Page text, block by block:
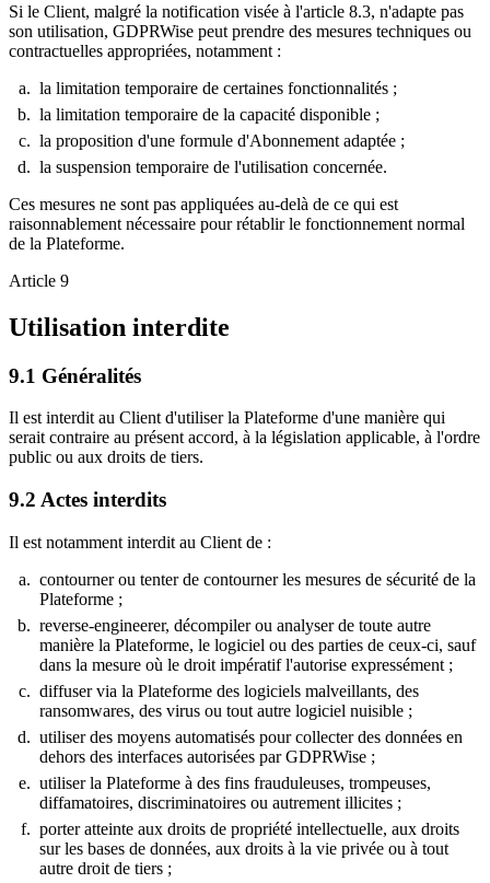
Si le Client, malgré la notification visée à l'article 8.3, n'adapte pas
son utilisation, GDPRWise peut prendre des mesures techniques ou
contractuelles appropriées, notamment :
la limitation temporaire de certaines fonctionnalités ;
la limitation temporaire de la capacité disponible ;
la proposition d'une formule d'Abonnement adaptée ;
la suspension temporaire de l'utilisation concernée.
Ces mesures ne sont pas appliquées au-delà de ce qui est
raisonnablement nécessaire pour rétablir le fonctionnement normal
de la Plateforme.
Article 9
Utilisation interdite
9.1 Généralités
Il est interdit au Client d'utiliser la Plateforme d'une manière qui
serait contraire au présent accord, à la législation applicable, à l'ordre
public ou aux droits de tiers.
9.2 Actes interdits
Il est notamment interdit au Client de :
contourner ou tenter de contourner les mesures de sécurité de la
Plateforme ;
reverse-engineerer, décompiler ou analyser de toute autre
manière la Plateforme, le logiciel ou des parties de ceux-ci, sauf
dans la mesure où le droit impératif l'autorise expressément ;
diffuser via la Plateforme des logiciels malveillants, des
ransomwares, des virus ou tout autre logiciel nuisible ;
utiliser des moyens automatisés pour collecter des données en
dehors des interfaces autorisées par GDPRWise ;
utiliser la Plateforme à des fins frauduleuses, trompeuses,
diffamatoires, discriminatoires ou autrement illicites ;
porter atteinte aux droits de propriété intellectuelle, aux droits
sur les bases de données, aux droits à la vie privée ou à tout
autre droit de tiers ;